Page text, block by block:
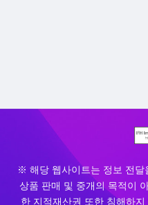
※ 해당 웹사이트는 정보 전달
상품 판매 및 중개의 목적이
한 지적재산권 또한 침해하